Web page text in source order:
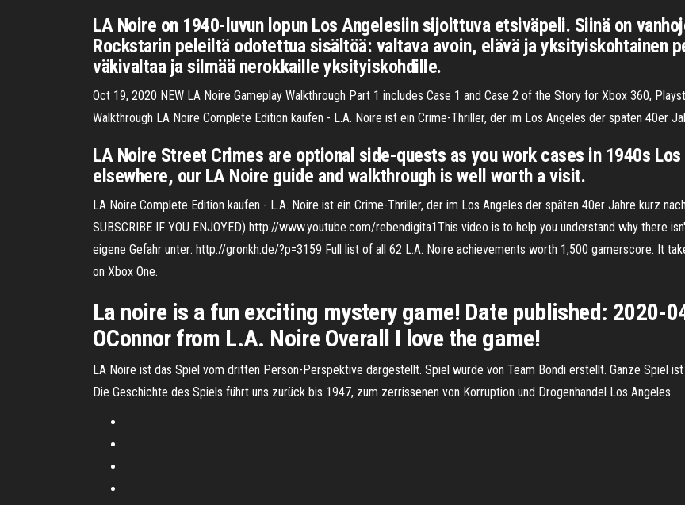
LA Noire on 1940-luvun lopun Los Angelesiin sijoittuva etsiväpeli. Siinä on
Rockstarin peleiltä odotettua sisältöä: valtava avoin, elävä ja yksityiskohtainen
väkivaltaa ja silmää nerokkaille yksityiskohdille.
Oct 19, 2020 NEW LA Noire Gameplay Walkthrough Part 1 includes Case 1 and Case 2 of the Story for Xbox 360,
Walkthrough LA Noire Complete Edition kaufen - L.A. Noire ist ein Crime-Thriller, der im Los Angeles der späten 40er
LA Noire Street Crimes are optional side-quests as you work cases in 1940s
elsewhere, our LA Noire guide and walkthrough is well worth a visit.
LA Noire Complete Edition kaufen - L.A. Noire ist ein Crime-Thriller, der im Los Angeles der späten 40er Jahre kurz
SUBSCRIBE IF YOU ENJOYED) http://www.youtube.com/rebendigita1This video is to help you understand why there
eigene Gefahr unter: http://gronkh.de/?p=3159 Full list of all 62 L.A. Noire achievements worth 1,500 gamerscore. It
on Xbox One.
La noire is a fun exciting mystery game! Date published: 2020-
OConnor from L.A. Noire Overall I love the game!
LA Noire ist das Spiel vom dritten Person-Perspektive dargestellt. Spiel wurde von Team Bondi erstellt. Ganze Spiel
Die Geschichte des Spiels führt uns zurück bis 1947, zum zerrissenen von Korruption und Drogenhandel Los Angeles.